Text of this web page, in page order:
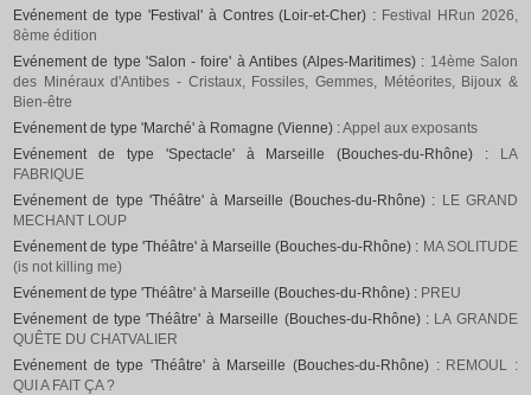
Evénement de type 'Festival' à Contres (Loir-et-Cher) : Festival HRun 2026,
8ème édition
Evénement de type 'Salon - foire' à Antibes (Alpes-Maritimes) : 14ème Salon
des Minéraux d'Antibes - Cristaux, Fossiles, Gemmes, Météorites, Bijoux &
Bien-être
Evénement de type 'Marché' à Romagne (Vienne) :Appel aux exposants
Evénement de type 'Spectacle' à Marseille (Bouches-du-Rhône) :
LA
FABRIQUE
Evénement de type 'Théâtre' à Marseille (Bouches-du-Rhône) : LE GRAND
MECHANT LOUP
Evénement de type 'Théâtre' à Marseille (Bouches-du-Rhône) : MA SOLITUDE
(is not killing me)
Evénement de type 'Théâtre' à Marseille (Bouches-du-Rhône) : PREU
Evénement de type 'Théâtre' à Marseille (Bouches-du-Rhône) : LA GRANDE
QUÊTE DU CHATVALIER
Evénement de type 'Théâtre' à Marseille (Bouches-du-Rhône) : REMOUL :
QUI A FAIT ÇA ?